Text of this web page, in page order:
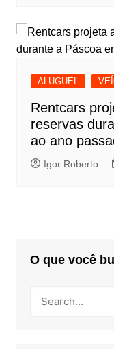
ALUGUEL
Rentcars
reservas
ao ano
Igor Roberto
O que você